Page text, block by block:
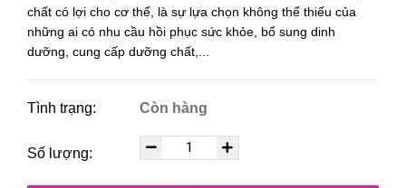
chất có lợi cho cơ thể, là sự lựa chọn không thể thiếu của
những ai có nhu cầu hồi phục sức khỏe, bổ sung dinh
dưỡng, cung cấp dưỡng chất,...
Tình trạng: Còn hàng
Số lượng: